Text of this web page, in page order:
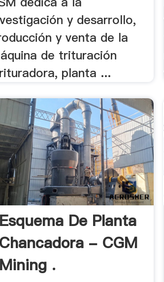
y desarrollo,
y venta de la
de trituración
planta ...
Esquema De Planta
Chancadora - CGM
Mining .